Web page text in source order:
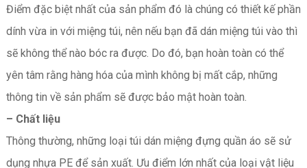
Điểm đặc biệt nhất của sản phẩm đó là chúng có thiết kế phần
dính vừa in với miệng túi, nên nếu bạn đã dán miệng túi vào thì
sẽ không thể nào bóc ra được. Do đó, bạn hoàn toàn có thể
yên tâm rằng hàng hóa của mình không bị mất cắp, những
thông tin về sản phẩm sẽ được bảo mật hoàn toàn.
– Chất liệu
Thông thường, những loại túi dán miệng đựng quần áo sẽ sử
dụng nhựa PE để sản xuất. Ưu điểm lớn nhất của loại vật liệu